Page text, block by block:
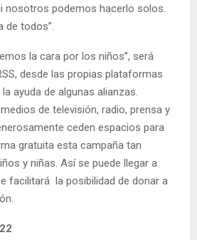
nosotros podemos hacerlo solos.
de todos”.
la cara por los niños”, será
desde las propias plataformas
ayuda de algunas alianzas.
de televisión, radio, prensa y
ceden espacios para
gratuita esta campaña tan
y niñas. Así se puede llegar a
facilitará la posibilidad de donar a